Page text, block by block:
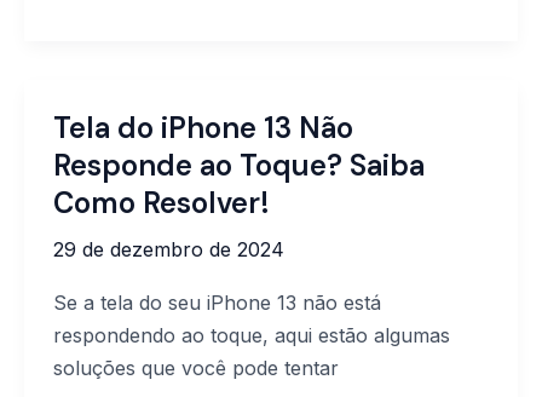
Tela do iPhone 13 Não
Responde ao Toque? Saiba
Como Resolver!
29 de dezembro de 2024
Se a tela do seu iPhone 13 não está
respondendo ao toque, aqui estão algumas
soluções que você pode tentar
Tela
do
iPhone
13
Não
Toque?
Saiba